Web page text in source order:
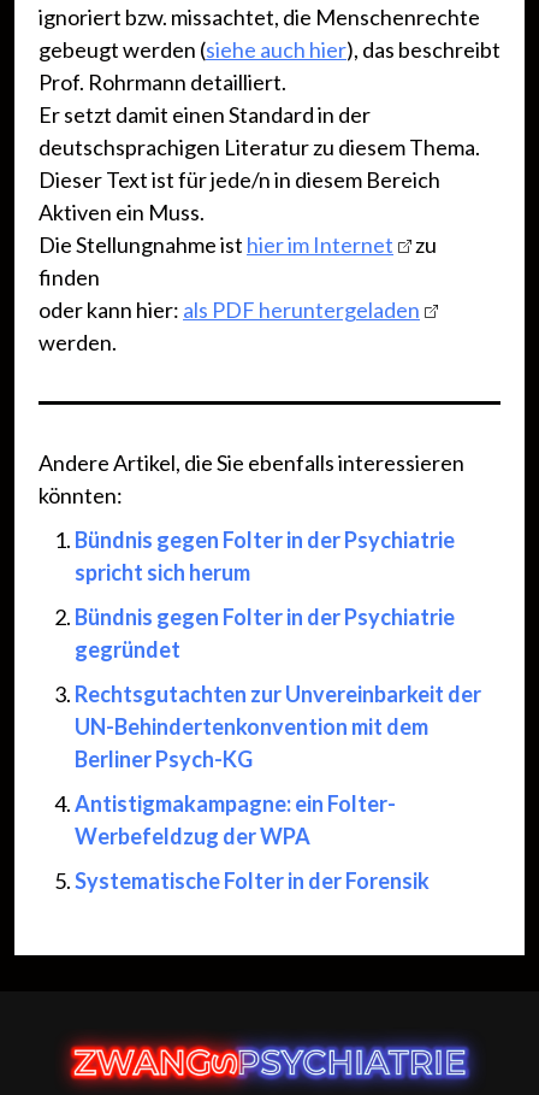
ignoriert bzw. missachtet, die Menschenrechte
gebeugt werden (siehe auch hier), das beschreibt
Prof. Rohrmann detailliert.
Er setzt damit einen Standard in der
deutschsprachigen Literatur zu diesem Thema.
Dieser Text ist für jede/n in diesem Bereich
Aktiven ein Muss.
Die Stellungnahme ist hier im Internet
zu
finden
oder kann hier: als PDF heruntergeladen
werden.
Andere Artikel, die Sie ebenfalls interessieren
könnten:
Bündnis gegen Folter in der Psychiatrie
spricht sich herum
Bündnis gegen Folter in der Psychiatrie
gegründet
Rechtsgutachten zur Unvereinbarkeit der
UN-Behindertenkonvention mit dem
Berliner Psych-KG
Antistigmakampagne: ein Folter-
Werbefeldzug der WPA
Systematische Folter in der Forensik